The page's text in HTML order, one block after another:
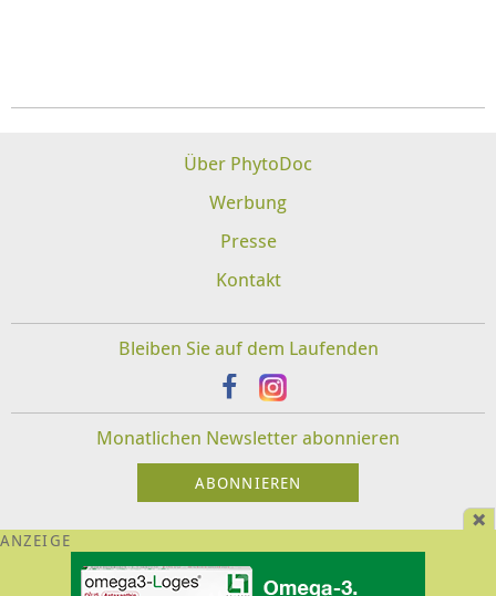
Über PhytoDoc
Werbung
Presse
Kontakt
Bleiben Sie auf dem Laufenden
Monatlichen Newsletter abonnieren
Impressum Datenschutz Disclaimer